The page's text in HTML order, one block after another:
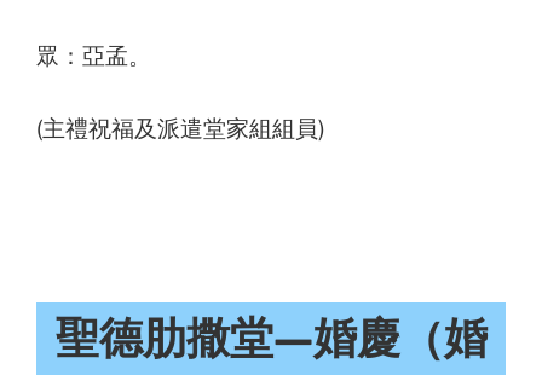
眾：亞孟。
(主禮祝福及派遣堂家組組員)
聖德肋撒堂—婚慶（婚